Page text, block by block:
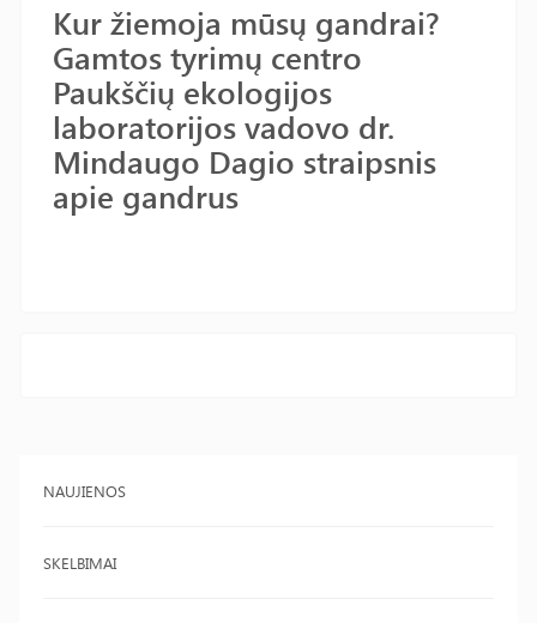
NAUJIENOS
SKELBIMAI
Kur žiemoja mūsų gandrai?
Gamtos tyrimų centro
Paukščių ekologijos
laboratorijos vadovo dr.
Mindaugo Dagio straipsnis
apie gandrus